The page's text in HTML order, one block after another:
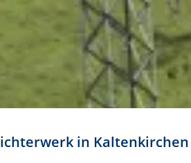
in Kaltenkirchen